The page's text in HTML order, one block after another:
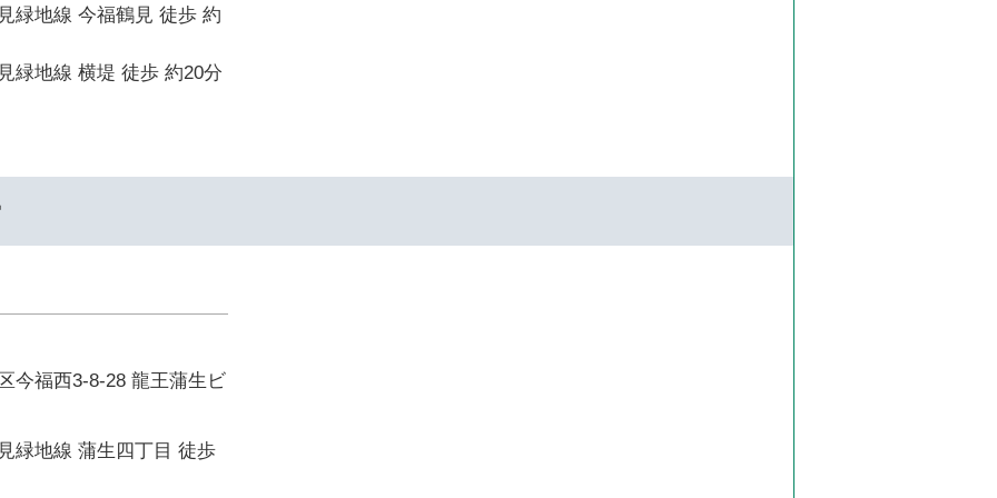
緑地線 今福鶴見 徒歩 約
緑地線 横堤 徒歩 約20分
今福西3-8-28 龍王蒲生ビ
緑地線 蒲生四丁目 徒歩